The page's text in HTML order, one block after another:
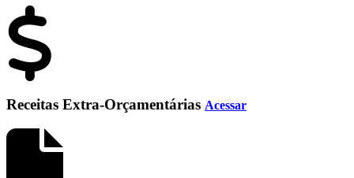
Receitas Extra-Orçamentárias Acessar